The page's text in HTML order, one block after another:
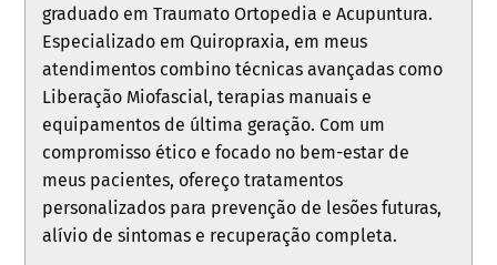
graduado em Traumato Ortopedia e Acupuntura.
Especializado em Quiropraxia, em meus
atendimentos combino técnicas avançadas como
Liberação Miofascial, terapias manuais e
equipamentos de última geração. Com um
compromisso ético e focado no bem-estar de
meus pacientes, ofereço tratamentos
personalizados para prevenção de lesões futuras,
alívio de sintomas e recuperação completa.